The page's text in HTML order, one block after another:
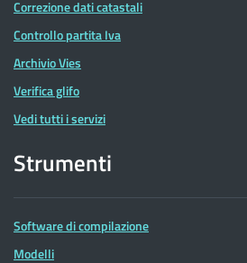
Correzione dati catastali
Controllo partita Iva
Archivio Vies
Verifica glifo
Vedi tutti i servizi
Strumenti
Software di compilazione
Modelli